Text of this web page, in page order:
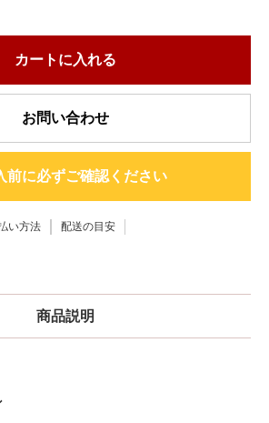
カートに入れる
お問い合わせ
前に必ずご確認ください
い方法 配送の目安
商品説明